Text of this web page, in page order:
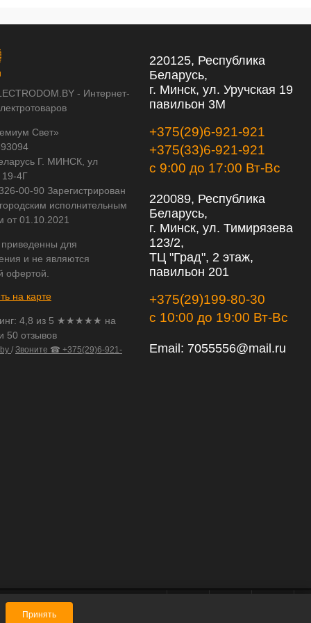
- Интернет-
Свет»
Г. МИНСК, ул
19-4Г
00-90 Зарегистрирован
исполнительным
от 01.10.2021
для
и не являются
офертой.
на карте
4,8 из 5 ★★★★★ на
50 отзывов
/ Звоните ☎ +375(29)6-921-
220125, Республика
Беларусь,
г. Минск, ул. Уручская 19
павильон 3М
+375(29)6-921-921
+375(33)6-921-921
с 9:00 до 17:00 Вт-Вс
220089, Республика
Беларусь,
г. Минск, ул. Тимирязева
123/2,
ТЦ "Град", 2 этаж,
павильон 201
+375(29)199-80-30
с 10:00 до 19:00 Вт-Вс
Email: 7055556@mail.ru
Принять